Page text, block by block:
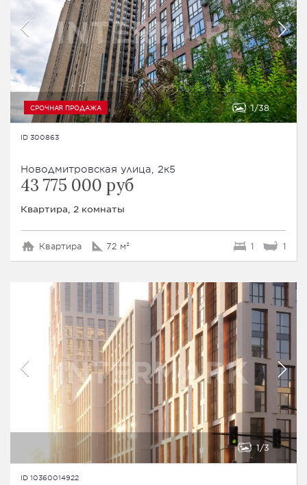
СРОЧНАЯ ПРОДАЖА 1 38
ID 300863
Новодмитровская улица, 2к5
43 775 000 руб
Квартира, 2 комнаты
Квартира 72 м² 1 1
1 3
ID 10360014922